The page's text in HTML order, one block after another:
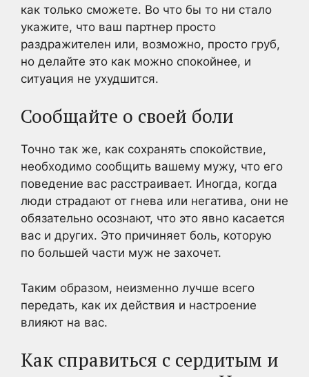
как только сможете. Во что бы то ни стало
укажите, что ваш партнер просто
раздражителен или, возможно, просто груб,
но делайте это как можно спокойнее, и
ситуация не ухудшится.
Сообщайте о своей боли
Точно так же, как сохранять спокойствие,
необходимо сообщить вашему мужу, что его
поведение вас расстраивает. Иногда, когда
люди страдают от гнева или негатива, они не
обязательно осознают, что это явно касается
вас и других. Это причиняет боль, которую
по большей части муж не захочет.
Таким образом, неизменно лучше всего
передать, как их действия и настроение
влияют на вас.
Как справиться с сердитым и